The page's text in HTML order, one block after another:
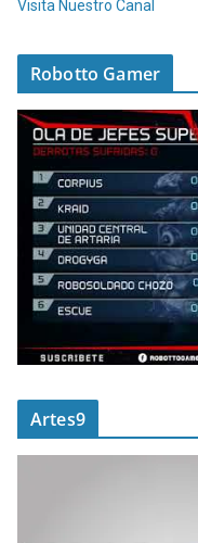
Visita Nuestro Canal
Robotto Gamer
Artes9